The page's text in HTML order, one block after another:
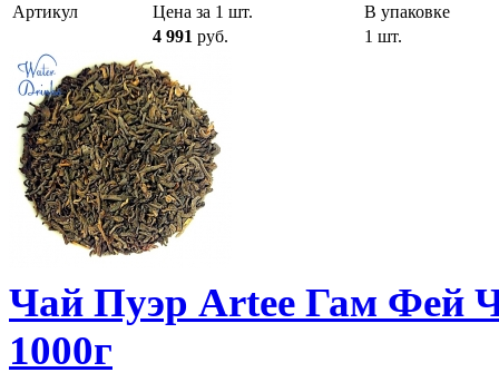
Артикул Цена за 1 шт.
В упаковке
4 991 руб. 1 шт.
Чай Пуэр Artee Гам Фей
1000г